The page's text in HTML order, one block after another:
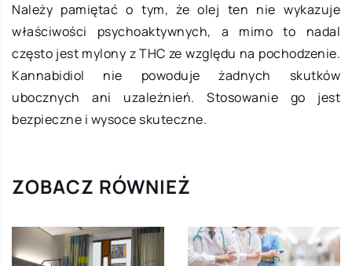
Należy pamiętać o tym, że olej ten nie wykazuje
właściwości psychoaktywnych, a mimo to nadal
często jest mylony z THC ze względu na pochodzenie.
Kannabidiol nie powoduje żadnych skutków
ubocznych ani uzależnień. Stosowanie go jest
bezpieczne i wysoce skuteczne.
ZOBACZ RÓWNIEŻ